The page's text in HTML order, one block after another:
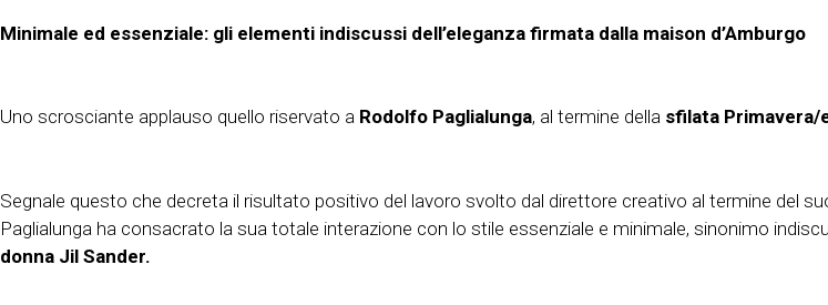
Minimale ed essenziale: gli elementi indiscussi dell’eleganza firmata dalla maison d’Amburgo
Uno scrosciante applauso quello riservato a Rodolfo Paglialunga, al termine della sfilata Primavera/
Segnale questo che decreta il risultato positivo del lavoro svolto dal direttore creativo al termine del
Paglialunga ha consacrato la sua totale interazione con lo stile essenziale e minimale, sinonimo
donna Jil Sander.